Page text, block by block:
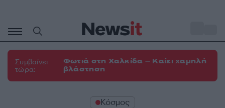
περιεχόμενο
Συμβαίνει
τώρα:
Φωτιά στη Χαλκίδα – Καίει χαμηλή
βλάστηση
Κόσμος